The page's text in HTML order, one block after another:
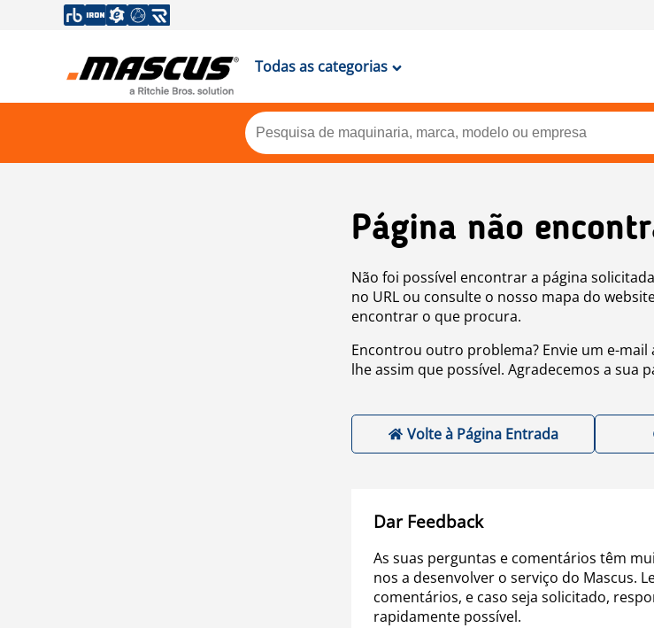
Todas as categorias
Página não
Não foi possível encontrar a página
no URL ou consulte o nosso mapa do
encontrar o que procura.
Encontrou outro problema? Envie um e-
lhe assim que possível. Agradecemos a sua
Volte à Página Entrada
Dar Feedback
As suas perguntas e comentários têm
nos a desenvolver o serviço do Mascus.
comentários, e caso seja solicitado,
rapidamente possível.